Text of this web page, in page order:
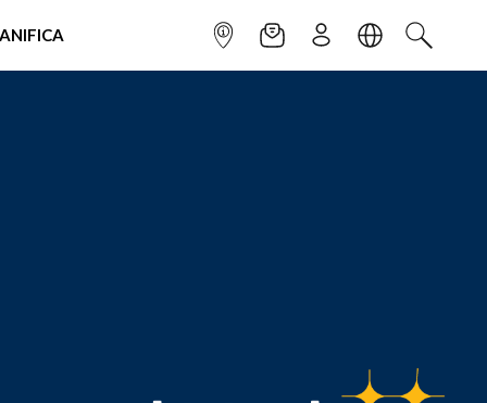
INFOPOINTNEWSLETTER
ISCRIVITILINGUACERCA